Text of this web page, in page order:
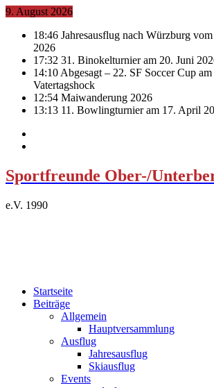
9. August 2026
18:46 Jahresausflug nach Würzburg
2026
17:32 31. Binokelturnier am 20. Juni
14:10 Abgesagt – 22. SF Soccer Cup
Vatertagshock
12:54 Maiwanderung 2026
13:13 11. Bowlingturnier am 17. April
Sportfreunde Ober-/
e.V. 1990
Startseite
Beiträge
Allgemein
Hauptversammlung
Ausflug
Jahresausflug
Skiausflug
Events